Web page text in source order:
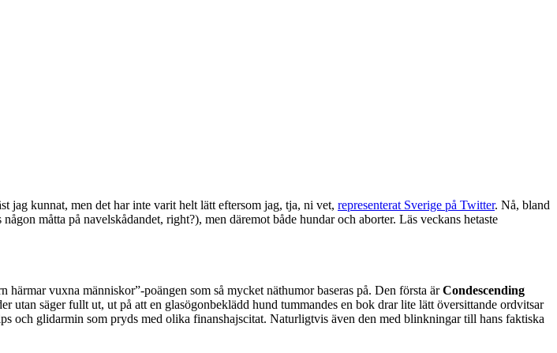
jag kunnat, men det har inte varit helt lätt eftersom jag, tja, ni vet, representerat Sverige på Twitter. Nå, bland
måtta på navelskådandet, right?), men däremot både hundar och aborter. Läs veckans hetaste
vuxna människor”-poängen som så mycket näthumor baseras på. Den första ärCondescending
utan säger fullt ut, ut på att en glasögonbeklädd hund tummandes en bok drar lite lätt översittande ordvitsar
och glidarmin som pryds med olika finanshajscitat. Naturligtvis även den med blinkningar till hans faktiska